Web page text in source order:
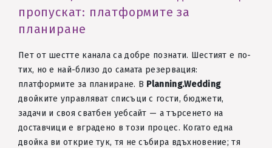
пропускат: платформите за
планиране
Пет от шестте канала са добре познати. Шестият е по-
тих, но е най-близо до самата резервация:
платформите за планиране. В Planning.Wedding
двойките управляват списъци с гости, бюджети,
задачи и своя сватбен уебсайт — а търсенето на
доставчици е вградено в този процес. Когато една
двойка ви открие тук, тя не събира вдъхновение; тя